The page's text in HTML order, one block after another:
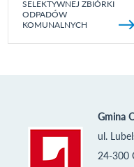
SELEKTYWNEJ ZBIÓRKI
ODPADÓW
KOMUNALNYCH
Gmina
ul.
24-300